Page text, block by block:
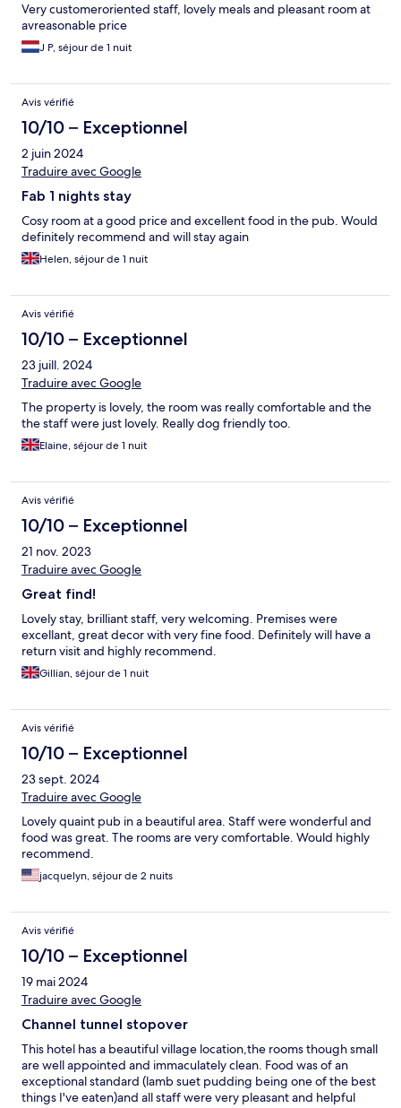
Very customeroriented staff, lovely meals and pleasant room at
avreasonable price
J P, séjour de 1 nuit
Avis vérifié
10/10 – Exceptionnel
2 juin 2024
Traduire avec Google
Fab 1 nights stay
Cosy room at a good price and excellent food in the pub. Would
definitely recommend and will stay again
Helen, séjour de 1 nuit
Avis vérifié
10/10 – Exceptionnel
23 juill. 2024
Traduire avec Google
The property is lovely, the room was really comfortable and the
the staff were just lovely. Really dog friendly too.
Elaine, séjour de 1 nuit
Avis vérifié
10/10 – Exceptionnel
21 nov. 2023
Traduire avec Google
Great find!
Lovely stay, brilliant staff, very welcoming. Premises were
excellant, great decor with very fine food. Definitely will have a
return visit and highly recommend.
Gillian, séjour de 1 nuit
Avis vérifié
10/10 – Exceptionnel
23 sept. 2024
Traduire avec Google
Lovely quaint pub in a beautiful area. Staff were wonderful and
food was great. The rooms are very comfortable. Would highly
recommend.
jacquelyn, séjour de 2 nuits
Avis vérifié
10/10 – Exceptionnel
19 mai 2024
Traduire avec Google
Channel tunnel stopover
This hotel has a beautiful village location,the rooms though small
are well appointed and immaculately clean. Food was of an
exceptional standard (lamb suet pudding being one of the best
things I've eaten)and all staff were very pleasant and helpful